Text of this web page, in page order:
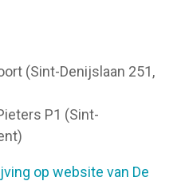
(Sint-Denijslaan 251,
P1 (Sint-
op website van De